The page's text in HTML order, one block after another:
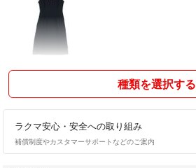
種類を選択する
ラクマ安心・安全への取り組み
補償制度やカスタマーサポートなどのご案内